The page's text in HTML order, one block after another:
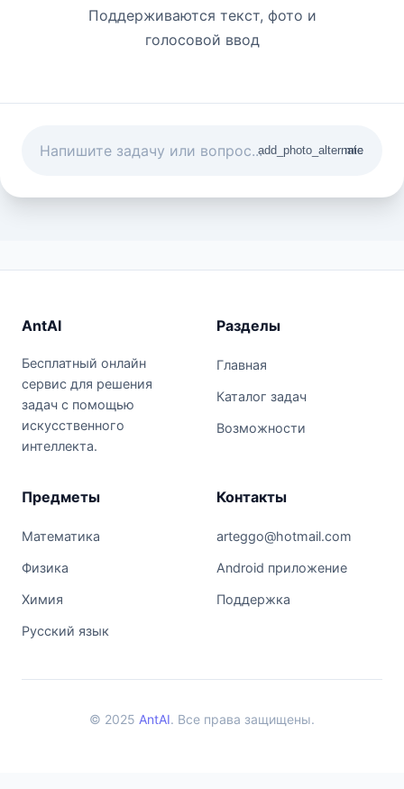
Поддерживаются текст, фото и
голосовой ввод
add_photo_alternate
mic
AntAI
Бесплатный онлайн
сервис для решения
задач с помощью
искусственного
интеллекта.
Разделы
Главная
Каталог задач
Возможности
Предметы
Математика
Физика
Химия
Русский язык
Контакты
arteggo@hotmail.com
Android приложение
Поддержка
© 2025 AntAI. Все права защищены.